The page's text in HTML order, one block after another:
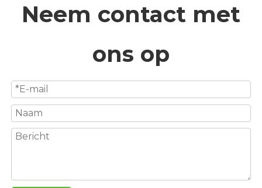
Neem contact met
ons op